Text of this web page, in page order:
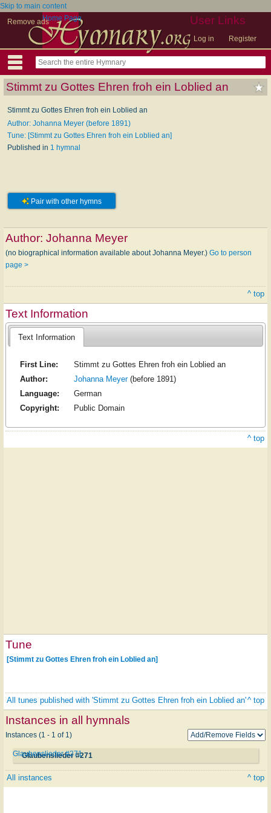
Skip to main content
Remove ads
User Links
Log in Register
Home Page
Stimmt zu Gottes Ehren froh ein Loblied an
Stimmt zu Gottes Ehren froh ein Loblied an
Author: Johanna Meyer (before 1891)
Tune: [Stimmt zu Gottes Ehren froh ein Loblied an]
Published in 1 hymnal
Pair with other hymns
Author: Johanna Meyer
(no biographical information available about Johanna Meyer.) Go to person
page >
^ top
Text Information
Text Information
First Line:
Stimmt zu Gottes Ehren froh ein Loblied an
Author:
Johanna Meyer(before 1891)
Language:
German
Copyright:
Public Domain
^ top
Tune
[Stimmt zu Gottes Ehren froh ein Loblied an]
All tunes published with 'Stimmt zu Gottes Ehren froh ein Loblied an'^ top
Instances in all hymnals
Instances (1 - 1 of 1)
Glaubenslieder #271
Glaubenslieder #271
All instances ^ top